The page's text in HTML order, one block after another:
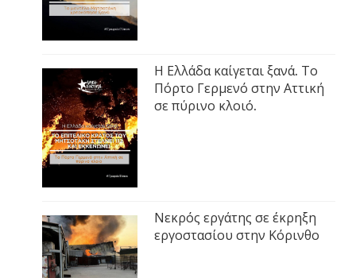
Η Ελλάδα καίγεται ξανά. Το
Πόρτο Γερμενό στην Αττική
σε πύρινο κλοιό.
Νεκρός εργάτης σε έκρηξη
εργοστασίου στην Κόρινθο